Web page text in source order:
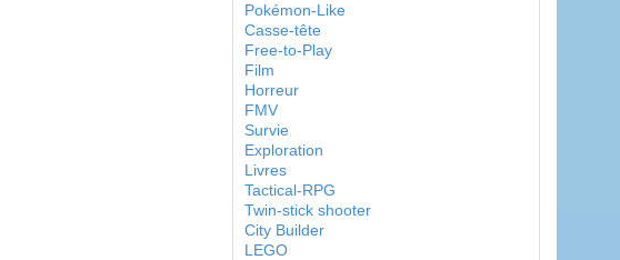
Pokémon-Like
Casse-tête
Free-to-Play
Film
Horreur
FMV
Survie
Exploration
Livres
Tactical-RPG
Twin-stick shooter
City Builder
LEGO